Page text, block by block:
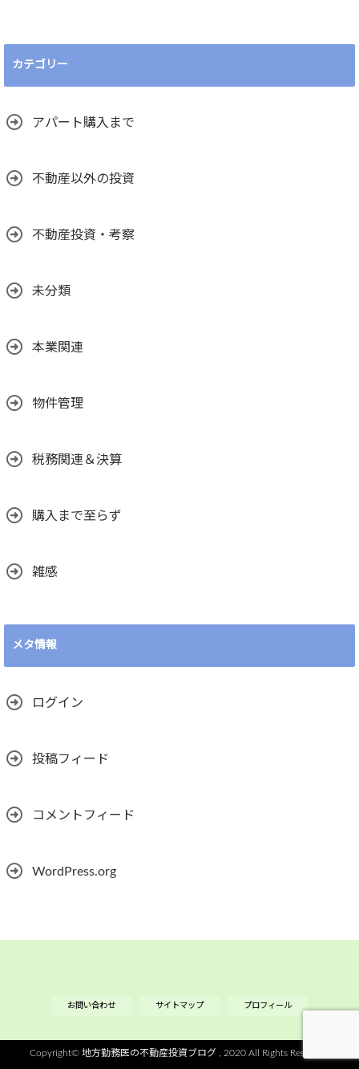
カテゴリー
アパート購入まで
不動産以外の投資
不動産投資・考察
未分類
本業関連
物件管理
税務関連＆決算
購入まで至らず
雑感
メタ情報
ログイン
投稿フィード
コメントフィード
WordPress.org
お問い合わせ サイトマップ プロフィール
Copyright© 地方勤務医の不動産投資ブログ , 2020 All Rights Reserved.